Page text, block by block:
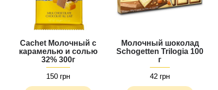
Cachet Молочный с
карамелью и солью
32% 300г
150 грн
Молочный шоколад
Schogetten Trilogia 100
г
42 грн